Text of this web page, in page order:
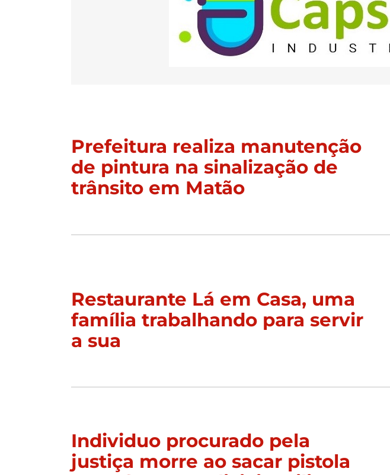
Prefeitura realiza manutenção
de pintura na sinalização de
trânsito em Matão
Restaurante Lá em Casa, uma
família trabalhando para servir
a sua
Individuo procurado pela
justiça morre ao sacar pistola